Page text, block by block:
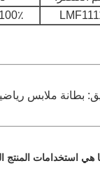
100٪ بوليستر
بطانة ملابس